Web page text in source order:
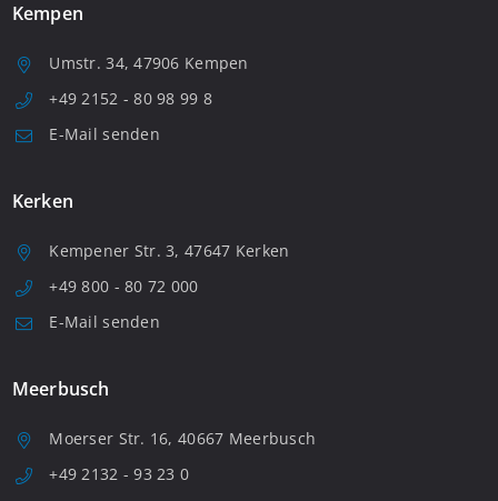
Kempen
Umstr. 34, 47906 Kempen
+49 2152 - 80 98 99 8
E-Mail senden
Kerken
Kempener Str. 3, 47647 Kerken
+49 800 - 80 72 000
E-Mail senden
Meerbusch
Moerser Str. 16, 40667 Meerbusch
+49 2132 - 93 23 0